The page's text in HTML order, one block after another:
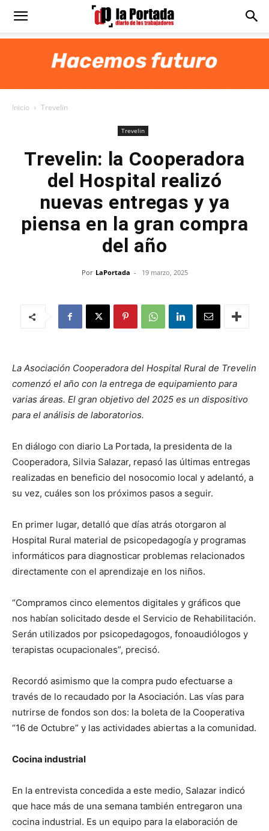
Diario
Inicio Trevelin
Trevelin
Trevelin: la Cooperadora
del Hospital realizó
nuevas entregas y ya
piensa en la gran compra
del año
Por LaPortada - 19 marzo, 2025
La Asociación Cooperadora del Hospital Rural de Trevelin
comenzó el año con la entrega de equipamiento para
varias áreas. El gran objetivo del 2025 es un dispositivo
para el análisis de laboratorios.
En diálogo con diario La Portada, la presidenta de la
Cooperadora, Silvia Salazar, repasó las últimas entregas
realizadas en beneficio del nosocomio local y adelantó, a
su vez, cuáles son los próximos pasos a seguir.
En primer lugar, detalló que días atrás otorgaron al
Hospital Rural material de psicopedagogía y programas
informáticos para diagnosticar problemas relacionados
directamente con el aprendizaje en los niños.
“Compramos cinco elementos digitales y gráficos que
nos habían solicitado desde el Servicio de Rehabilitación.
Serán utilizados por psicopedagogos, fonoaudiólogos y
terapistas ocupacionales”, precisó.
Recordó asimismo que la compra pudo efectuarse a
través de lo recaudado por la Asociación. Las vías para
nutrirse de fondos son dos: la boleta de la Cooperativa
“16 de Octubre” y las actividades abiertas a la comunidad.
Cocina industrial
En la entrevista concedida a este medio, Salazar indicó
que hace más de una semana también entregaron una
cocina industrial. Es un equipo para la elaboración de